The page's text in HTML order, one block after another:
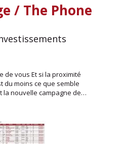
/ The Phone
de vous Et si la proximité
du moins ce que semble
la nouvelle campagne de…